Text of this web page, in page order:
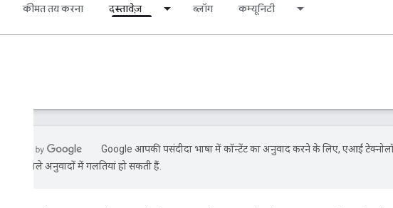
कीमत तय करना दस्तावेज़ ब्लॉग कम्यूनिटी
Google आपकी पसंदीदा भाषा में कॉन्टेंट का अनुवाद करने के लिए, एआई
एआई से मिले अनुवादों में गलतियां हो सकती हैं.